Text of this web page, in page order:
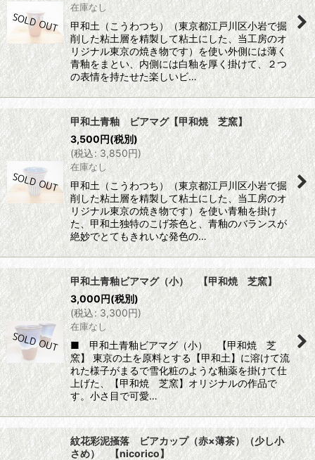
在庫なし
甲和土（こうわつち）（東京都江戸川区小岩で掘
削した粘土層を精製して粘土にした、当工房のオ
リジナル東京の焼き物です）を使い外側には薄く
青釉をまとい、内側には白釉を厚く掛けて、２つ
の表情を持たせた楽しいビ…
甲和土青釉 ビアマグ【甲和焼 芝窯】
3,500円(税別)
(税込: 3,850円)
在庫なし
甲和土（こうわつち）（東京都江戸川区小岩で掘
削した粘土層を精製して粘土にした、当工房のオ
リジナル東京の焼き物です）を使い青釉を掛け
た、甲和土独特のこげ茶色と、青釉のバランスが
絶妙でとてもきれいな発色の…
甲和土青釉ビアマグ（小） 【甲和焼 芝窯】
3,000円(税別)
(税込: 3,300円)
在庫なし
■ 甲和土青釉ビアマグ（小） 【甲和焼 芝
窯】 東京の土を原料とする【甲和土】に溶けて流
れた様子がまるで雪化粧のような釉薬を掛けて仕
上げた、【甲和焼 芝窯】オリジナルの作品で
す。小さ目で可愛…
紋花彩泥掻落 ビアカップ（赤×薄茶）（少し小
さめ） 【nicorico】